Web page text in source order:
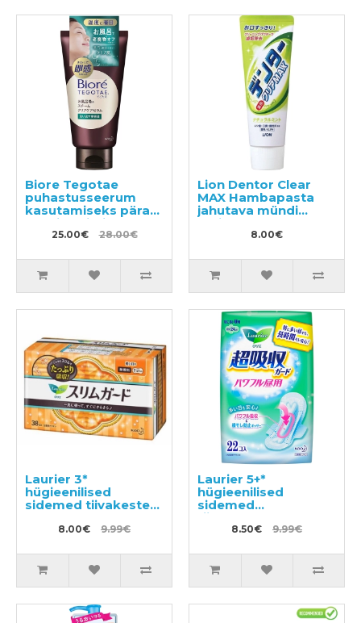
Biore Tegotae
puhastusseerum
kasutamiseks pärast
vannis käimist 150g
25.00€ 28.00€
Lion Dentor Clear
MAX Hambapasta
jahutava mündi
maitsega 140g
8.00€
Laurier 3*
hügieenilised
sidemed tiivakesteta
kasutamiseks 17cm
8.00€ 9.99€
Laurier 5+*
hügieenilised
sidemed
tiivakestega
päevaseks
22tk
8.50€ 9.99€